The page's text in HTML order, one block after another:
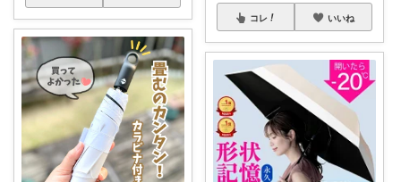
コレ いいね